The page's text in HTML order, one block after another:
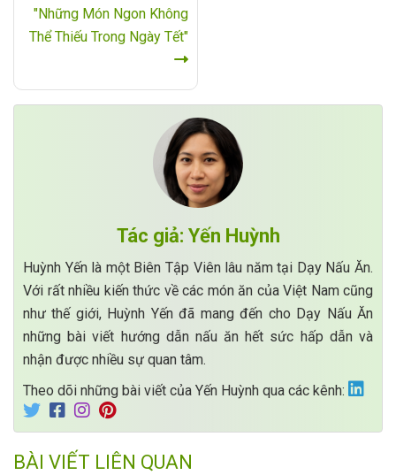
"Những Món Ngon Không
Thể Thiếu Trong Ngày Tết"
Tác giả: Yến Huỳnh
Huỳnh Yến là một Biên Tập Viên lâu năm tại Dạy Nấu Ăn.
Với rất nhiều kiến thức về các món ăn của Việt Nam cũng
như thế giới, Huỳnh Yến đã mang đến cho Dạy Nấu Ăn
những bài viết hướng dẫn nấu ăn hết sức hấp dẫn và
nhận được nhiều sự quan tâm.
Theo dõi những bài viết của Yến Huỳnh qua các kênh:
BÀI VIẾT LIÊN QUAN